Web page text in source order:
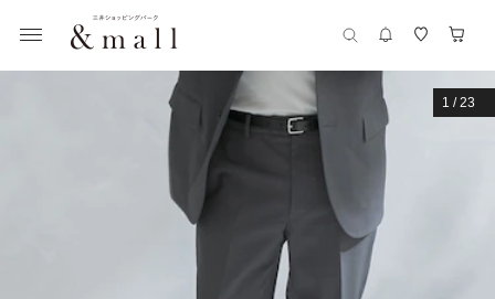
1 /23